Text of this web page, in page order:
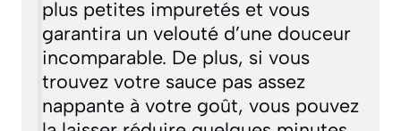
plus petites impuretés et vous
garantira un velouté d’une douceur
incomparable. De plus, si vous
trouvez votre sauce pas assez
nappante à votre goût, vous pouvez